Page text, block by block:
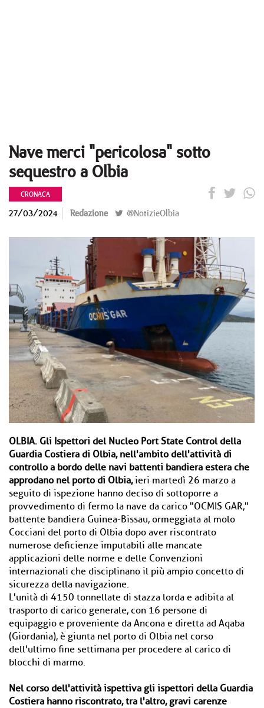
Nave merci "pericolosa" sotto
sequestro a Olbia
CRONACA
27/03/2024 Redazione @NotizieOlbia
OLBIA. Gli Ispettori del Nucleo Port State Control della
Guardia Costiera di Olbia, nell'ambito dell'attività di
controllo a bordo delle navi battenti bandiera estera che
approdano nel porto di Olbia,ieri martedì 26 marzo a
seguito di ispezione hanno deciso di sottoporre a
provvedimento di fermo la nave da carico "OCMIS GAR,"
battente bandiera Guinea-Bissau, ormeggiata al molo
Cocciani del porto di Olbia dopo aver riscontrato
numerose deficienze imputabili alle mancate
applicazioni delle norme e delle Convenzioni
internazionali che disciplinano il più ampio concetto di
sicurezza della navigazione.
L'unità di 4150 tonnellate di stazza lorda e adibita al
trasporto di carico generale, con 16 persone di
equipaggio e proveniente da Ancona e diretta ad Aqaba
(Giordania), è giunta nel porto di Olbia nel corso
dell'ultimo fine settimana per procedere al carico di
blocchi di marmo.
Nel corso dell'attività ispettiva gli ispettori della Guardia
Costiera hanno riscontrato, tra l'altro, gravi carenze